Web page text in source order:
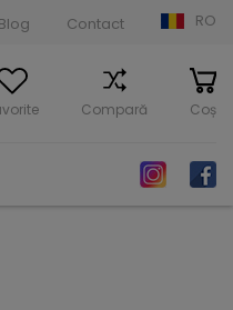
Blog Contact RO
Compară Coș